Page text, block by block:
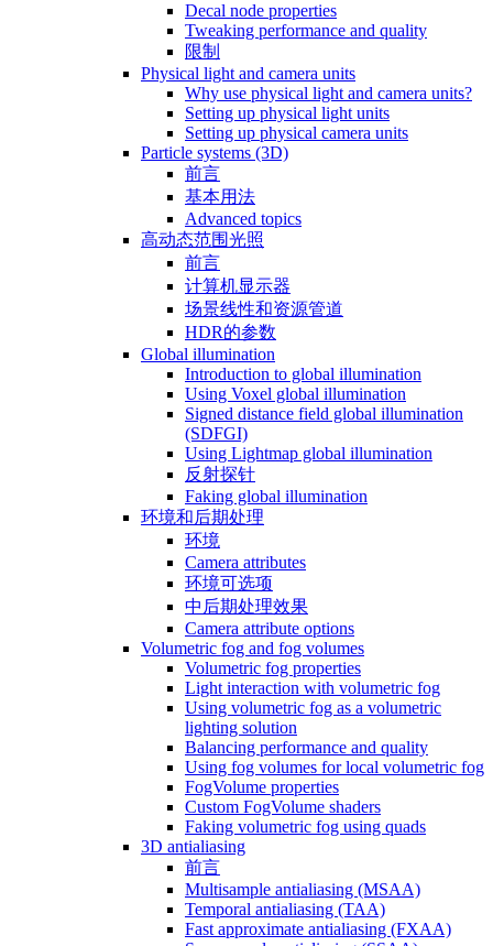
Decal node properties
Tweaking performance and quality
限制
Physical light and camera units
Why use physical light and camera units?
Setting up physical light units
Setting up physical camera units
Particle systems (3D)
前言
基本用法
Advanced topics
高动态范围光照
前言
计算机显示器
场景线性和资源管道
HDR的参数
Global illumination
Introduction to global illumination
Using Voxel global illumination
Signed distance field global illumination
(SDFGI)
Using Lightmap global illumination
反射探针
Faking global illumination
环境和后期处理
环境
Camera attributes
环境可选项
中后期处理效果
Camera attribute options
Volumetric fog and fog volumes
Volumetric fog properties
Light interaction with volumetric fog
Using volumetric fog as a volumetric
lighting solution
Balancing performance and quality
Using fog volumes for local volumetric fog
FogVolume properties
Custom FogVolume shaders
Faking volumetric fog using quads
3D antialiasing
前言
Multisample antialiasing (MSAA)
Temporal antialiasing (TAA)
Fast approximate antialiasing (FXAA)